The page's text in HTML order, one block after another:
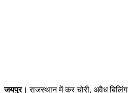
जयपुर। राजस्थान में कर चोरी, अवैध